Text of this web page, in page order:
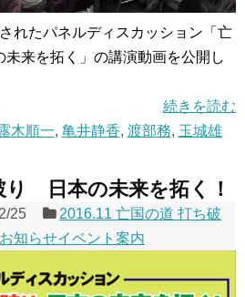
れたパネルディスカッション「亡
未来を拓く」の講演動画を公開し
続きを読む
木順一, 亀井静香, 渡部務, 玉城雄
り 日本の未来を拓く！
25
2016.11 亡国の道 打ち破
お知らせイベント案内